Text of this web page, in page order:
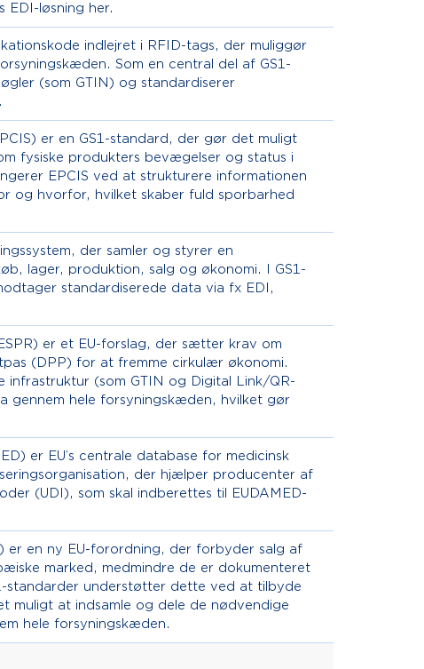
EDI-løsning her.
indlejret i RFID-tags, der muliggør
Som en central del af GS1-
(som GTIN) og standardiserer
er en GS1-standard, der gør det muligt
fysiske produkters bevægelser og status i
EPCIS ved at strukturere informationen
og hvorfor, hvilket skaber fuld sporbarhed
der samler og styrer en
lager, produktion, salg og økonomi. I GS1-
standardiserede data via fx EDI,
er et EU-forslag, der sætter krav om
(DPP) for at fremme cirkulær økonomi.
infrastruktur (som GTIN og Digital Link/QR-
gennem hele forsyningskæden, hvilket gør
er EU’s centrale database for medicinsk
der hjælper producenter af
(UDI), som skal indberettes til EUDAMED-
er en ny EU-forordning, der forbyder salg af
marked, medmindre de er dokumenteret
standarder understøtter dette ved at tilbyde
at indsamle og dele de nødvendige
hele forsyningskæden.